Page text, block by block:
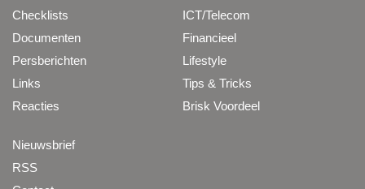
Checklists
Documenten
Persberichten
Links
Reacties
ICT/Telecom
Financieel
Lifestyle
Tips & Tricks
Brisk Voordeel
Nieuwsbrief
RSS